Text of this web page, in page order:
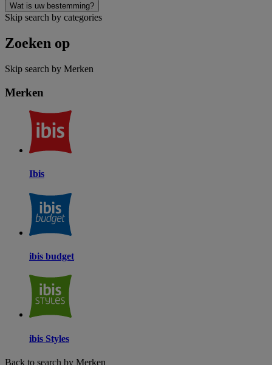
Wat is uw bestemming?
Skip search by categories
Zoeken op
Skip search by Merken
Merken
Ibis
ibis budget
ibis Styles
Back to search by Merken